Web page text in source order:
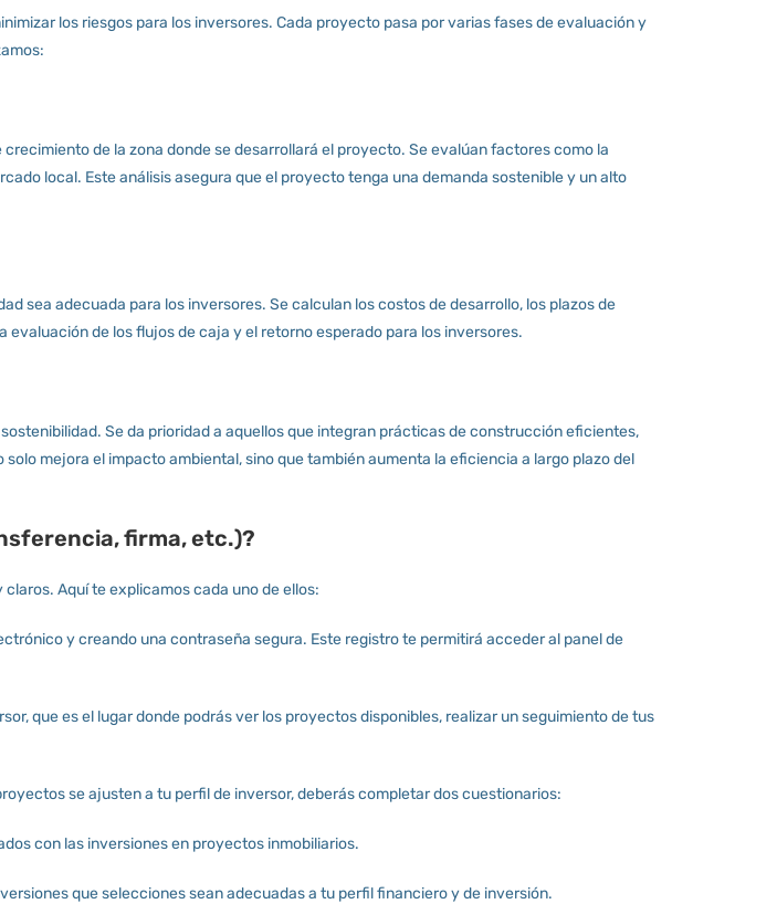
los riesgos para los inversores. Cada proyecto pasa por varias fases de evaluación y
de la zona donde se desarrollará el proyecto. Se evalúan factores como la
local. Este análisis asegura que el proyecto tenga una demanda sostenible y un alto
sea adecuada para los inversores. Se calculan los costos de desarrollo, los plazos de
de los flujos de caja y el retorno esperado para los inversores.
Se da prioridad a aquellos que integran prácticas de construcción eficientes,
mejora el impacto ambiental, sino que también aumenta la eficiencia a largo plazo del
firma, etc.)?
Aquí te explicamos cada uno de ellos:
y creando una contraseña segura. Este registro te permitirá acceder al panel de
que es el lugar donde podrás ver los proyectos disponibles, realizar un seguimiento de tus
se ajusten a tu perfil de inversor, deberás completar dos cuestionarios:
con las inversiones en proyectos inmobiliarios.
que selecciones sean adecuadas a tu perfil financiero y de inversión.